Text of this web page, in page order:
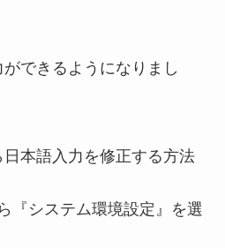
できるようになりまし
本語入力を修正する方法
『システム環境設定』を選